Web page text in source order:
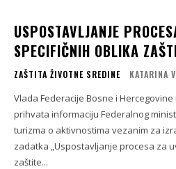
USPOSTAVLJANJE
SPECIFIČNIH OBLIKA
ZAŠTITA ŽIVOTNE SREDINE KATARINA
Vlada Federacije Bosne i
prihvata informaciju Federalnog
turizma o aktivnostima vezanim za
zadatka „Uspostavljanje procesa za
zaštite...